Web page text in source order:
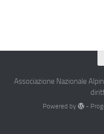
Associazione Nazionale
Powered by -